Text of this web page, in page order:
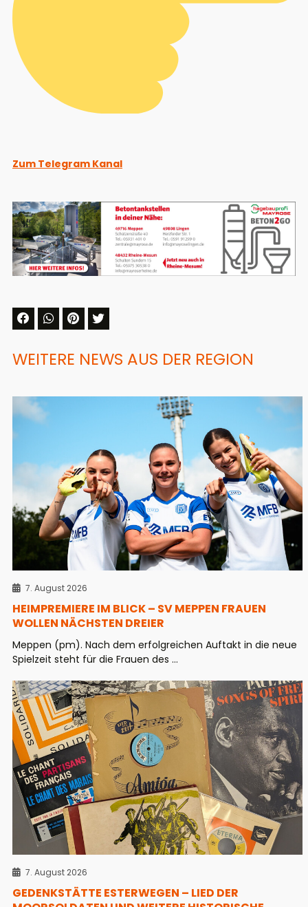
Zum Telegram Kanal
WEITERE NEWS AUS DER REGION
7. August 2026
HEIMPREMIERE IM BLICK – SV MEPPEN FRAUEN
WOLLEN NÄCHSTEN DREIER
Meppen (pm). Nach dem erfolgreichen Auftakt in die neue
Spielzeit steht für die Frauen des ...
7. August 2026
GEDENKSTÄTTE ESTERWEGEN – LIED DER